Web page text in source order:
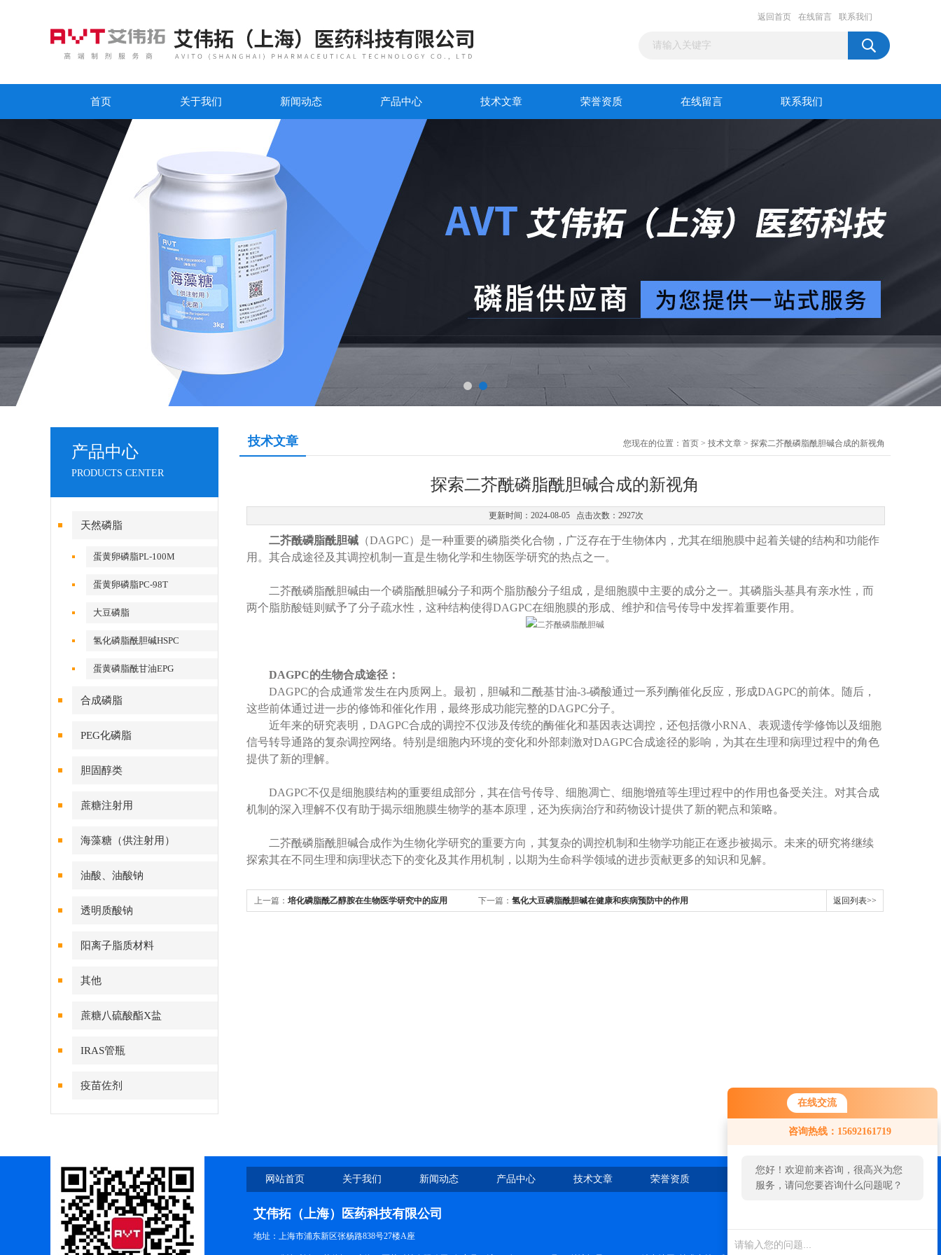
在线交流
咨询热线：15692161719
您好！欢迎前来咨询，很高兴为您
服务，请问您要咨询什么问题呢？
返回首页 在线留言 联系我们
首页 关于我们 新闻动态 产品中心 技术文章 荣誉资质 在线留言 联系我们
产品中心
PRODUCTS CENTER
天然磷脂
蛋黄卵磷脂PL-100M
蛋黄卵磷脂PC-98T
大豆磷脂
氢化磷脂酰胆碱HSPC
蛋黄磷脂酰甘油EPG
合成磷脂
PEG化磷脂
胆固醇类
蔗糖注射用
海藻糖（供注射用）
油酸、油酸钠
透明质酸钠
阳离子脂质材料
其他
蔗糖八硫酸酯X盐
IRAS管瓶
疫苗佐剂
技术文章 您现在的位置： 首页 > 技术文章 > 探索二芥酰磷脂酰胆碱合成的新视角
探索二芥酰磷脂酰胆碱合成的新视角
更新时间：2024-08-05 点击次数：2927次
二芥酰磷脂酰胆碱 （DAGPC）是一种重要的磷脂类化合物，广泛存在于生物体内，尤其在细胞膜中起着关键的结构和功能作
用。其合成途径及其调控机制一直是生物化学和生物医学研究的热点之一。
二芥酰磷脂酰胆碱由一个磷脂酰胆碱分子和两个脂肪酸分子组成，是细胞膜中主要的成分之一。其磷脂头基具有亲水性，而
两个脂肪酸链则赋予了分子疏水性，这种结构使得DAGPC在细胞膜的形成、维护和信号传导中发挥着重要作用。
DAGPC的生物合成途径：
DAGPC的合成通常发生在内质网上。最初，胆碱和二酰基甘油-3-磷酸通过一系列酶催化反应，形成DAGPC的前体。随后，
这些前体通过进一步的修饰和催化作用，最终形成功能完整的DAGPC分子。
近年来的研究表明，DAGPC合成的调控不仅涉及传统的酶催化和基因表达调控，还包括微小RNA、表观遗传学修饰以及细胞
信号转导通路的复杂调控网络。特别是细胞内环境的变化和外部刺激对DAGPC合成途径的影响，为其在生理和病理过程中的角色
提供了新的理解。
DAGPC不仅是细胞膜结构的重要组成部分，其在信号传导、细胞凋亡、细胞增殖等生理过程中的作用也备受关注。对其合成
机制的深入理解不仅有助于揭示细胞膜生物学的基本原理，还为疾病治疗和药物设计提供了新的靶点和策略。
二芥酰磷脂酰胆碱合成作为生物化学研究的重要方向，其复杂的调控机制和生物学功能正在逐步被揭示。未来的研究将继续
探索其在不同生理和病理状态下的变化及其作用机制，以期为生命科学领域的进步贡献更多的知识和见解。
上一篇： 培化磷脂酰乙醇胺在生物医学研究中的应用 下一篇： 氢化大豆磷脂酰胆碱在健康和疾病预防中的作用 返回列表>>
网站首页 关于我们 新闻动态 产品中心 技术文章 荣誉资质 在线留言 联系我们
艾伟拓（上海）医药科技有限公司
地址：上海市浦东新区张杨路838号27楼A座